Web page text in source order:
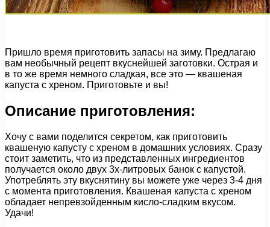
Пришло время приготовить запасы на зиму. Предлагаю
вам необычный рецепт вкуснейшей заготовки. Острая и
в то же время немного сладкая, все это — квашеная
капуста с хреном. Приготовьте и вы!
Описание приготовления:
Хочу с вами поделится секретом, как приготовить
квашеную капусту с хреном в домашних условиях. Сразу
стоит заметить, что из представленных ингредиентов
получается около двух 3х-литровых банок с капустой.
Употреблять эту вкуснятину вы можете уже через 3-4 дня
с момента приготовления. Квашеная капуста с хреном
обладает непревзойденным кисло-сладким вкусом.
Удачи!